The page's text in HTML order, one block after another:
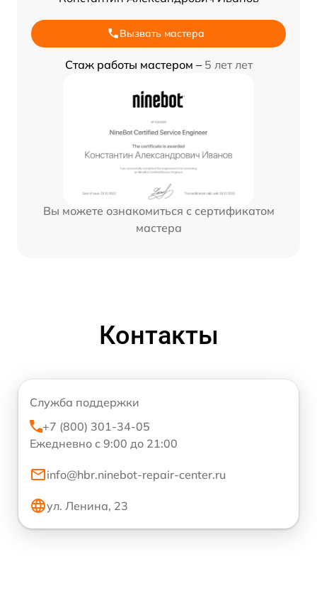
Вызвать мастера
Стаж работы мастером – 5 лет лет
Вы можете ознакомиться с сертификатом
мастера
Контакты
Служба поддержки
+7 (800) 301-34-05
Ежедневно с 9:00 до 21:00
info@hbr.ninebot-repair-center.ru
ул. Ленина, 23